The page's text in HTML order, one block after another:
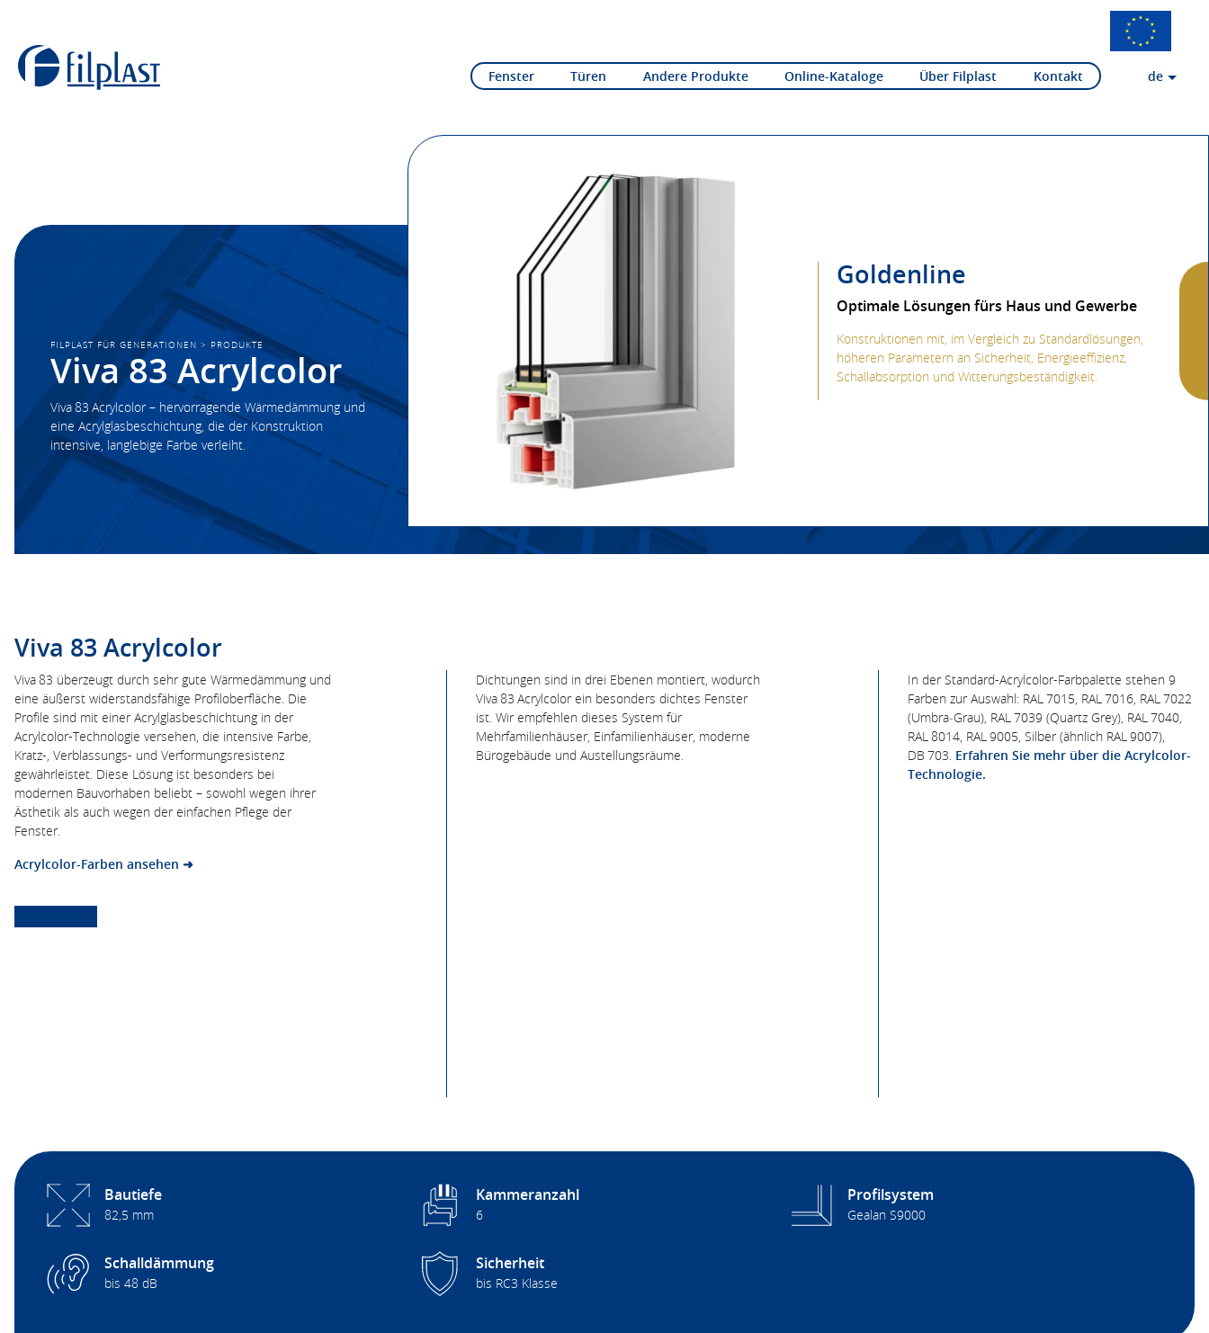
Fenster Türen Andere Produkte Online-Kataloge Über Filplast Kontakt de
Goldenline
Optimale Lösungen fürs Haus und Gewerbe
Konstruktionen mit, im Vergleich zu Standardlösungen,
höheren Parametern an Sicherheit, Energieeffizienz,
Schallabsorption und Witterungsbeständigkeit.
FILPLAST FÜR GENERATIONEN > PRODUKTE
Viva 83 Acrylcolor
Viva 83 Acrylcolor – hervorragende Wärmedämmung und
eine Acrylglasbeschichtung, die der Konstruktion
intensive, langlebige Farbe verleiht.
Viva 83 Acrylcolor
Viva 83 überzeugt durch sehr gute Wärmedämmung und
eine äußerst widerstandsfähige Profiloberfläche. Die
Profile sind mit einer Acrylglasbeschichtung in der
Acrylcolor-Technologie versehen, die intensive Farbe,
Kratz-, Verblassungs- und Verformungsresistenz
gewährleistet. Diese Lösung ist besonders bei
modernen Bauvorhaben beliebt – sowohl wegen ihrer
Ästhetik als auch wegen der einfachen Pflege der
Fenster.
Acrylcolor-Farben ansehen ➜
Dichtungen sind in drei Ebenen montiert, wodurch
Viva 83 Acrylcolor ein besonders dichtes Fenster
ist. Wir empfehlen dieses System für
Mehrfamilienhäuser, Einfamilienhäuser, moderne
Bürogebäude und Austellungsräume.
In der Standard-Acrylcolor-Farbpalette stehen 9
Farben zur Auswahl: RAL 7015, RAL 7016, RAL 7022
(Umbra‑Grau), RAL 7039 (Quartz Grey), RAL 7040,
RAL 8014, RAL 9005, Silber (ähnlich RAL 9007),
DB 703. Erfahren Sie mehr über die Acrylcolor-
Technologie.
Bautiefe
82,5 mm
Kammeranzahl
6
Profilsystem
Gealan S9000
Schalldämmung
bis 48 dB
Sicherheit
bis RC3 Klasse